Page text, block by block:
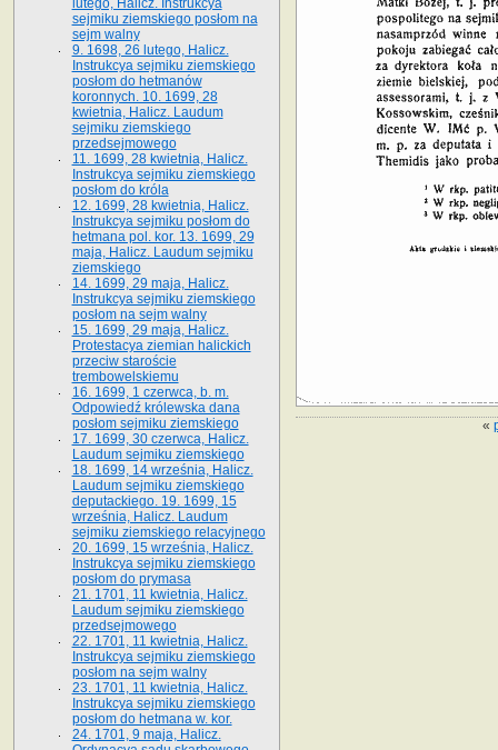
«
lutego, Halicz. Instrukcya
sejmiku ziemskiego posłom na
sejm walny
9. 1698, 26 lutego, Halicz.
Instrukcya sejmiku ziemskiego
posłom do hetmanów
koronnych. 10. 1699, 28
kwietnia, Halicz. Laudum
sejmiku ziemskiego
przedsejmowego
11. 1699, 28 kwietnia, Halicz.
Instrukcya sejmiku ziemskiego
posłom do króla
12. 1699, 28 kwietnia, Halicz.
Instrukcya sejmiku posłom do
hetmana pol. kor. 13. 1699, 29
maja, Halicz. Laudum sejmiku
ziemskiego
14. 1699, 29 maja, Halicz.
Instrukcya sejmiku ziemskiego
posłom na sejm walny
15. 1699, 29 maja, Halicz.
Protestacya ziemian halickich
przeciw staroście
trembowelskiemu
16. 1699, 1 czerwca, b. m.
Odpowiedź królewska dana
posłom sejmiku ziemskiego
17. 1699, 30 czerwca, Halicz.
Laudum sejmiku ziemskiego
18. 1699, 14 września, Halicz.
Laudum sejmiku ziemskiego
deputackiego. 19. 1699, 15
września, Halicz. Laudum
sejmiku ziemskiego relacyjnego
20. 1699, 15 września, Halicz.
Instrukcya sejmiku ziemskiego
posłom do prymasa
21. 1701, 11 kwietnia, Halicz.
Laudum sejmiku ziemskiego
przedsejmowego
22. 1701, 11 kwietnia, Halicz.
Instrukcya sejmiku ziemskiego
posłom na sejm walny
23. 1701, 11 kwietnia, Halicz.
Instrukcya sejmiku ziemskiego
posłom do hetmana w. kor.
24. 1701, 9 maja, Halicz.